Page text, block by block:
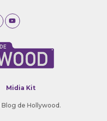
Midia Kit
de Hollywood.